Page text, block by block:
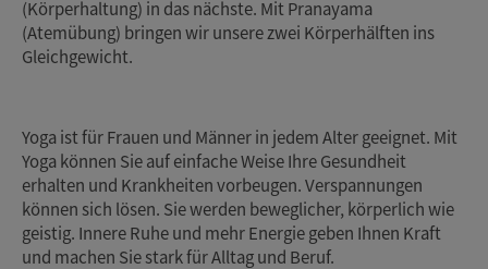
(Körperhaltung) in das nächste. Mit Pranayama
(Atemübung) bringen wir unsere zwei Körperhälften ins
Gleichgewicht.
Yoga ist für Frauen und Männer in jedem Alter geeignet. Mit
Yoga können Sie auf einfache Weise Ihre Gesundheit
erhalten und Krankheiten vorbeugen. Verspannungen
können sich lösen. Sie werden beweglicher, körperlich wie
geistig. Innere Ruhe und mehr Energie geben Ihnen Kraft
und machen Sie stark für Alltag und Beruf.